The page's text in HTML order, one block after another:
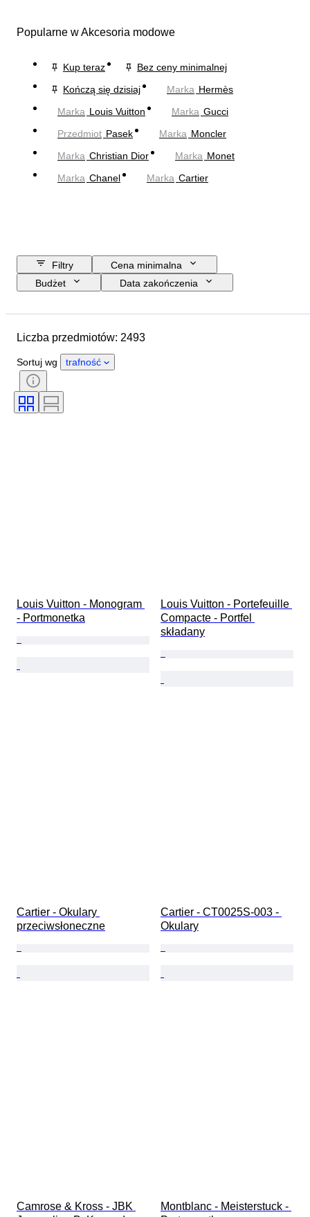
Popularne w Akcesoria modowe
Kup teraz
Bez ceny minimalnej
Kończą się dzisiaj
Marka Hermès
Marka Louis Vuitton Marka Gucci
Przedmiot Pasek Marka Moncler
Marka Christian Dior Marka Monet
Marka Chanel Marka Cartier
Filtry
Cena minimalna
Budżet
Data zakończenia
Materiał
Płeć
Okres
Próba
Rozmiar odzieży
Rozmiar na przedmiocie
Liczba przedmiotów: 2493
Sortuj wg trafność
Louis Vuitton - Monogram
- Portmonetka
Louis Vuitton - Portefeuille
Compacte - Portfel
składany
Cartier - Okulary
przeciwsłoneczne
Cartier - CT0025S-003 -
Okulary
Camrose & Kross - JBK
Montblanc - Meisterstuck -